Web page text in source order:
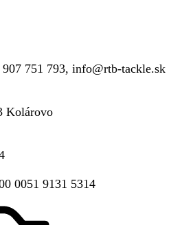
751 793, info@rtb-tackle.sk
Kolárovo
0051 9131 5314